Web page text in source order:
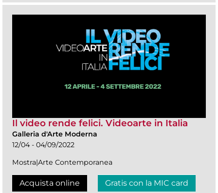
Il video rende felici. Videoarte in Italia
Galleria d'Arte Moderna
12/04 - 04/09/2022
Mostra|Arte Contemporanea
Acquista online Gratis con la MIC card